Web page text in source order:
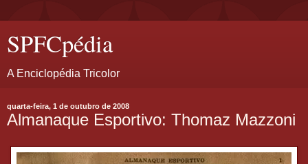
SPFCpédia
A Enciclopédia Tricolor
quarta-feira, 1 de outubro de 2008
Almanaque Esportivo: Thomaz Mazzoni